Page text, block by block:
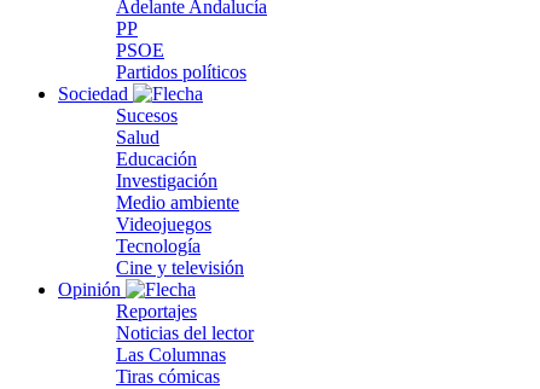
Adelante Andalucía
PP
PSOE
Partidos políticos
Sociedad
Sucesos
Salud
Educación
Investigación
Medio ambiente
Videojuegos
Tecnología
Cine y televisión
Opinión
Reportajes
Noticias del lector
Las Columnas
Tiras cómicas